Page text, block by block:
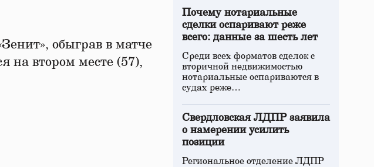
обыграв в матче
на втором месте (57),
Почему нотариальные
сделки оспаривают реже
всего: данные за шесть лет
Среди всех форматов сделок с
вторичной недвижимостью
нотариальные оспариваются в
судах реже…
Свердловская ЛДПР заявила
о намерении усилить
позиции
Региональное отделение ЛДПР